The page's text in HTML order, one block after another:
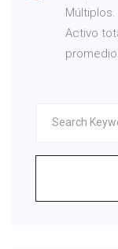
Múltiplos.
Activo
promedio.